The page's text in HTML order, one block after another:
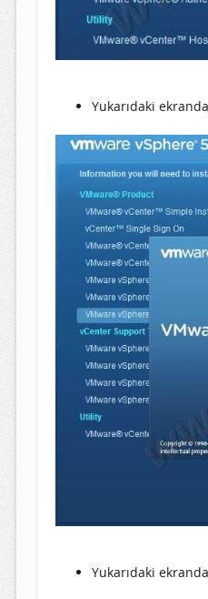
Yukarıdaki
Yukarıdaki